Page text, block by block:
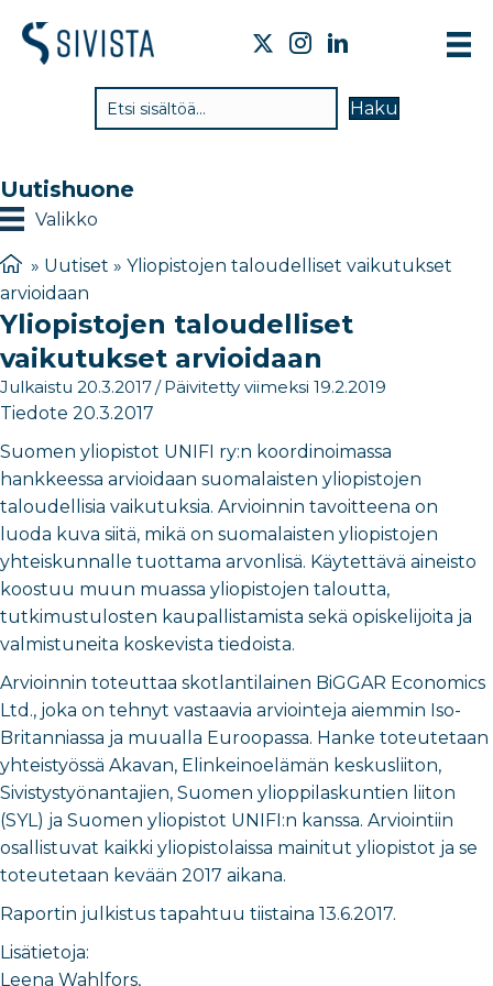
Haku
Uutishuone
Valikko
» Uutiset » Yliopistojen taloudelliset vaikutukset
arvioidaan
Yliopistojen taloudelliset
vaikutukset arvioidaan
Julkaistu 20.3.2017/ Päivitetty viimeksi 19.2.2019
Tiedote 20.3.2017
Suomen yliopistot UNIFI ry:n koordinoimassa
hankkeessa arvioidaan suomalaisten yliopistojen
taloudellisia vaikutuksia. Arvioinnin tavoitteena on
luoda kuva siitä, mikä on suomalaisten yliopistojen
yhteiskunnalle tuottama arvonlisä. Käytettävä aineisto
koostuu muun muassa yliopistojen taloutta,
tutkimustulosten kaupallistamista sekä opiskelijoita ja
valmistuneita koskevista tiedoista.
Arvioinnin toteuttaa skotlantilainen BiGGAR Economics
Ltd., joka on tehnyt vastaavia arviointeja aiemmin Iso-
Britanniassa ja muualla Euroopassa. Hanke toteutetaan
yhteistyössä Akavan, Elinkeinoelämän keskusliiton,
Sivistystyönantajien, Suomen ylioppilaskuntien liiton
(SYL) ja Suomen yliopistot UNIFI:n kanssa. Arviointiin
osallistuvat kaikki yliopistolaissa mainitut yliopistot ja se
toteutetaan kevään 2017 aikana.
Raportin julkistus tapahtuu tiistaina 13.6.2017.
Lisätietoja:
Leena Wahlfors,